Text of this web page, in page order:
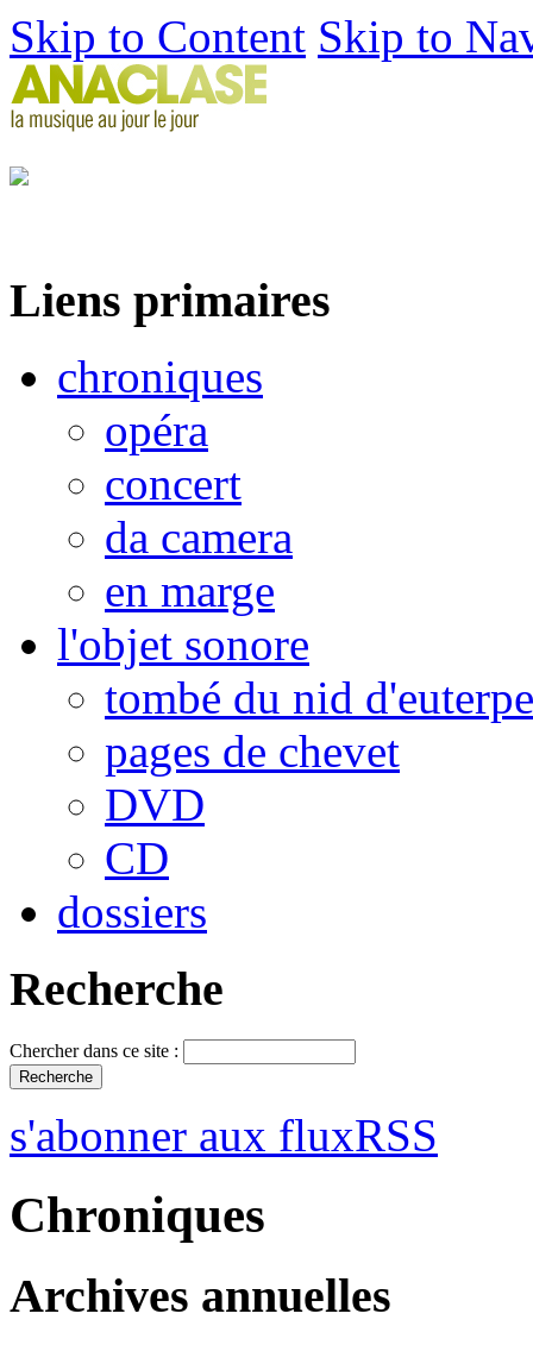
Skip to Content Skip to
Liens primaires
chroniques
opéra
concert
da camera
en marge
l'objet sonore
tombé du nid d'euterpe
pages de chevet
DVD
CD
dossiers
Recherche
Chercher dans ce site :
s'abonner aux fluxRSS
Chroniques
Archives annuelles